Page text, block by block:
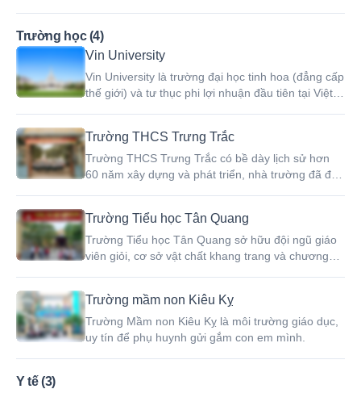
Trường học (4)
Vin University
Vin University là trường đại học tinh hoa (đẳng cấp
thế giới) và tư thục phi lợi nhuận đầu tiên tại Việt
Trường THCS Trưng Trắc
Trường THCS Trưng Trắc có bề dày lịch sử hơn
60 năm xây dựng và phát triển, nhà trường đã đạt
Trường Tiểu học Tân Quang
Trường Tiểu học Tân Quang sở hữu đội ngũ giáo
viên giỏi, cơ sở vật chất khang trang và chương
Trường mầm non Kiêu Kỵ
Trường Mầm non Kiêu Kỵ là môi trường giáo dục,
uy tín để phụ huynh gửi gắm con em mình.
Y tế (3)